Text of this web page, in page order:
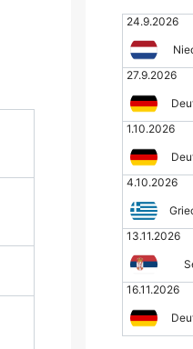
24.9.2026
27.9.2026
1.10.2026
4.10.2026
13.11.2026
16.11.2026